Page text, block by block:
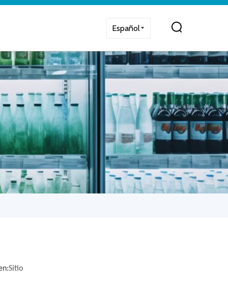
Español
Sitio